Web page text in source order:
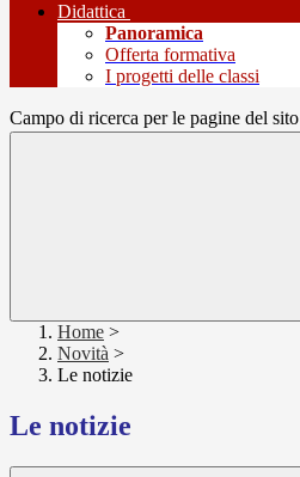
Didattica
Panoramica
Offerta formativa
I progetti delle classi
Campo di ricerca per le pagine del sito
Home >
Novità >
Le notizie
Le notizie